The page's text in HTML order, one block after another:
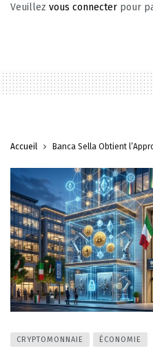
Veuillez vous connecter pour
Accueil Banca Sella Obtient
CRYPTOMONNAIE ÉCONOMIE